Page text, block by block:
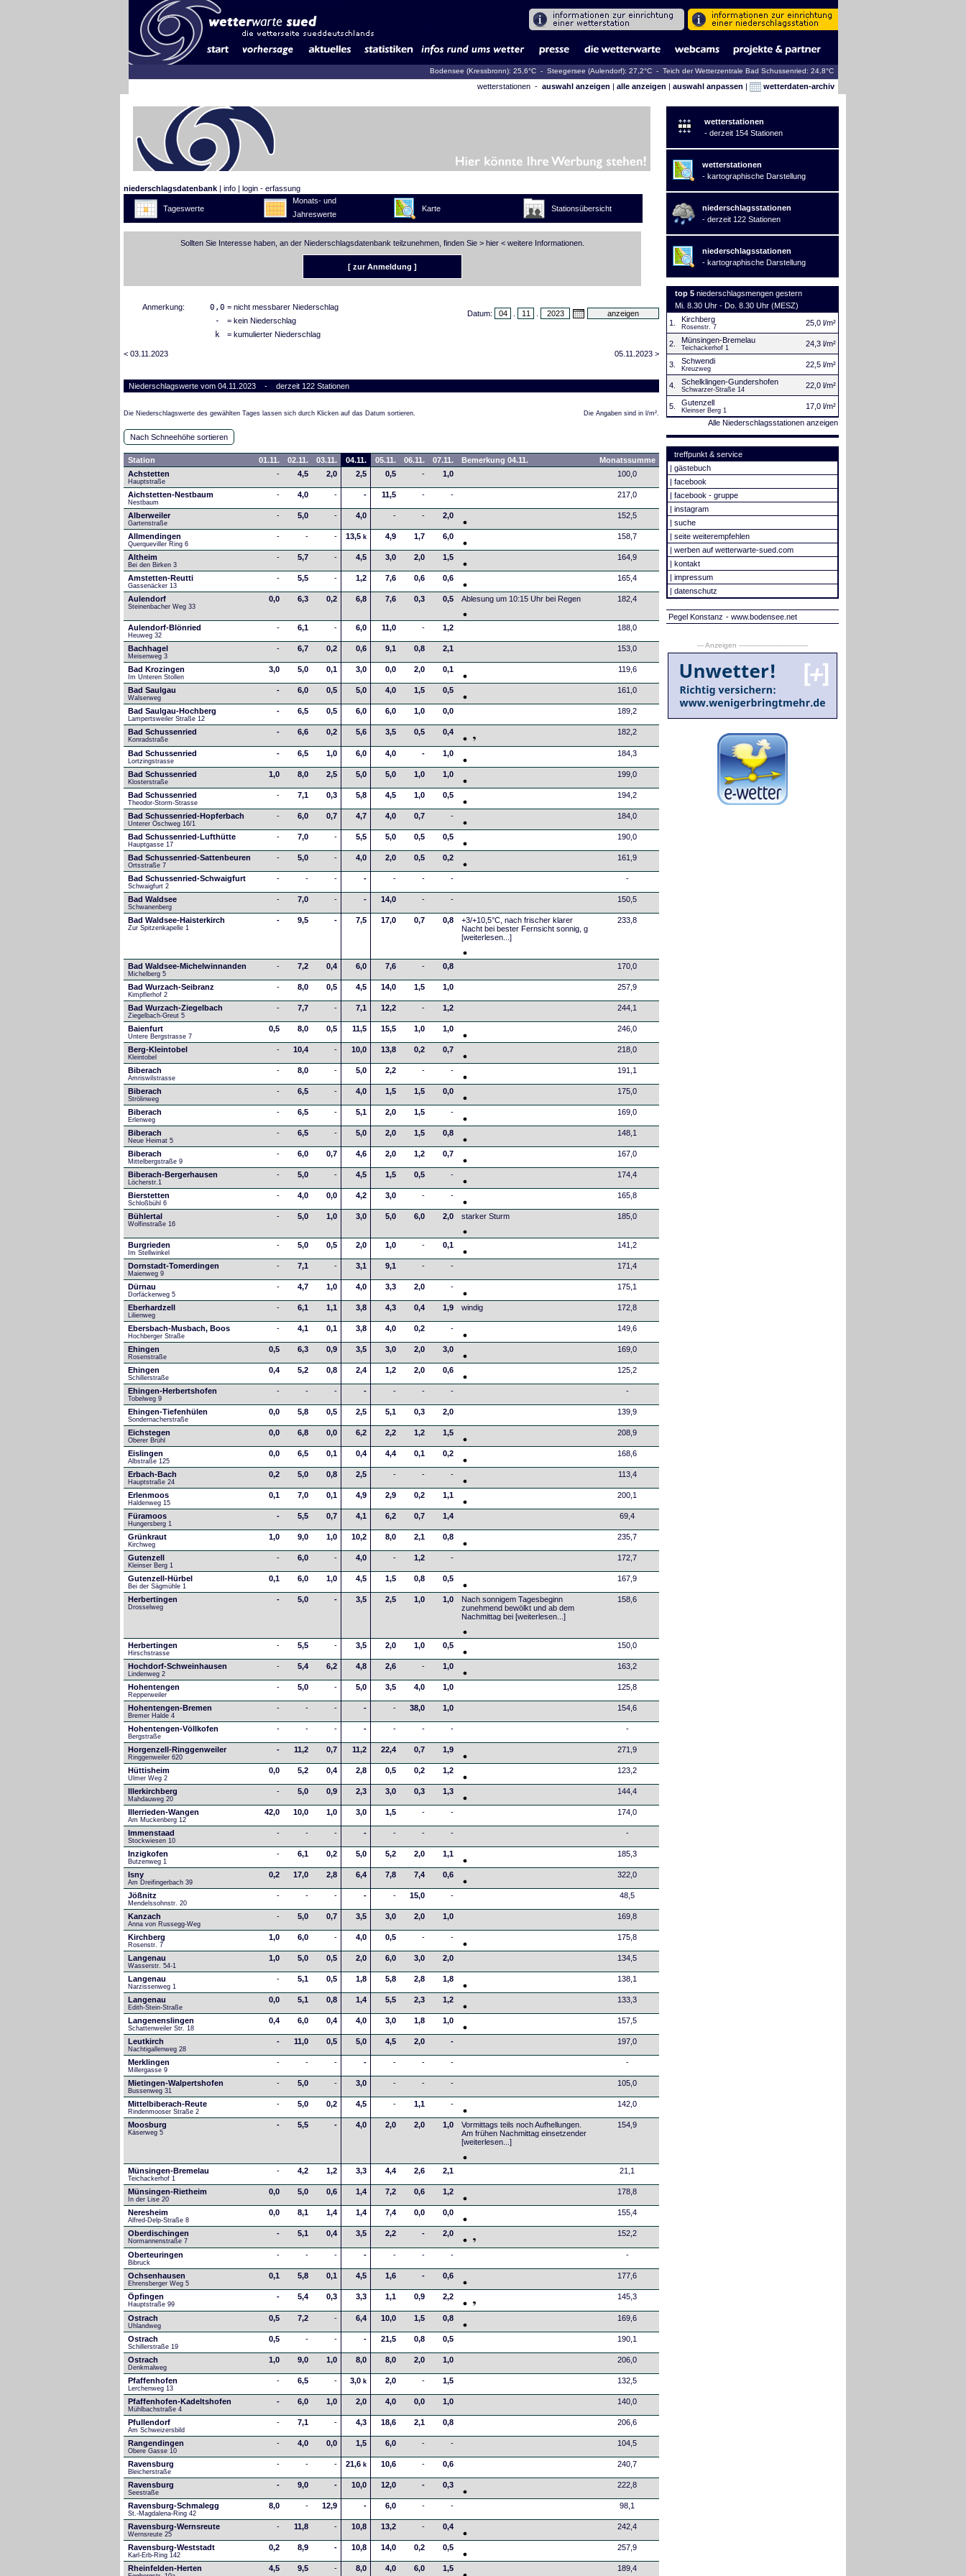
Bodensee (Kressbronn): 25,6°C - Steegersee (Aulendorf): 27,2°C - Teich der Wetterzentrale Bad Schussenried: 24,8°C
wetterstationen - auswahl anzeigen | alle anzeigen | auswahl anpassen | wetterdaten-archiv
niederschlagsdatenbank | info | login - erfassung
Tageswerte
Monats- und
Jahreswerte
Karte Stationsübersicht
Sollten Sie Interesse haben, an der Niederschlagsdatenbank teilzunehmen, finden Sie > hier < weitere Informationen.
[ zur Anmeldung ]
Datum:
Anmerkung: 0,0 = nicht messbarer Niederschlag
- = kein Niederschlag
k = kumulierter Niederschlag
< 03.11.2023 05.11.2023 >
Niederschlagswerte vom 04.11.2023 - derzeit 122 Stationen
Die Niederschlagswerte des gewählten Tages lassen sich durch Klicken auf das Datum sortieren. Die Angaben sind in l/m².
Nach Schneehöhe sortieren
Station 01.11. 02.11. 03.11. 04.11. 05.11. 06.11. 07.11. Bemerkung 04.11.
Monatssumme
Achstetten
Hauptstraße
- 4,5 2,0 2,5 0,5 - 1,0 100,0
Aichstetten-Nestbaum
Nestbaum
- 4,0 - - 11,5 - - 217,0
Alberweiler
Gartenstraße
- 5,0 - 4,0 - - 2,0 152,5
Allmendingen
Querqueviller Ring 6
- - - 13,5 k 4,9 1,7 6,0 158,7
Altheim
Bei den Birken 3
- 5,7 - 4,5 3,0 2,0 1,5 164,9
Amstetten-Reutti
Gassenäcker 13
- 5,5 - 1,2 7,6 0,6 0,6 165,4
Aulendorf
Steinenbacher Weg 33
0,0 6,3 0,2 6,8 7,6 0,3 0,5 Ablesung um 10:15 Uhr bei Regen 182,4
Aulendorf-Blönried
Heuweg 32
- 6,1 - 6,0 11,0 - 1,2 188,0
Bachhagel
Meisenweg 3
- 6,7 0,2 0,6 9,1 0,8 2,1 153,0
Bad Krozingen
Im Unteren Stollen
3,0 5,0 0,1 3,0 0,0 2,0 0,1 119,6
Bad Saulgau
Walserweg
- 6,0 0,5 5,0 4,0 1,5 0,5 161,0
Bad Saulgau-Hochberg
Lampertsweiler Straße 12
- 6,5 0,5 6,0 6,0 1,0 0,0 189,2
Bad Schussenried
Konradstraße
- 6,6 0,2 5,6 3,5 0,5 0,4 182,2
Bad Schussenried
Lortzingstrasse
- 6,5 1,0 6,0 4,0 - 1,0 184,3
Bad Schussenried
Klosterstraße
1,0 8,0 2,5 5,0 5,0 1,0 1,0 199,0
Bad Schussenried
Theodor-Storm-Strasse
- 7,1 0,3 5,8 4,5 1,0 0,5 194,2
Bad Schussenried-Hopferbach
Unterer Öschweg 16/1
- 6,0 0,7 4,7 4,0 0,7 - 184,0
Bad Schussenried-Lufthütte
Hauptgasse 17
- 7,0 - 5,5 5,0 0,5 0,5 190,0
Bad Schussenried-Sattenbeuren
Ortsstraße 7
- 5,0 - 4,0 2,0 0,5 0,2 161,9
Bad Schussenried-Schwaigfurt
Schwaigfurt 2
- - - - - - - -
Bad Waldsee
Schwanenberg
- 7,0 - - 14,0 - - 150,5
Bad Waldsee-Haisterkirch
Zur Spitzenkapelle 1
- 9,5 - 7,5 17,0 0,7 0,8
+3/+10,5°C, nach frischer klarer
Nacht bei bester Fernsicht sonnig, g
[weiterlesen...]
233,8
Bad Waldsee-Michelwinnanden
Michelberg 5
- 7,2 0,4 6,0 7,6 - 0,8 170,0
Bad Wurzach-Seibranz
Kimpflerhof 2
- 8,0 0,5 4,5 14,0 1,5 1,0 257,9
Bad Wurzach-Ziegelbach
Ziegelbach-Greut 5
- 7,7 - 7,1 12,2 - 1,2 244,1
Baienfurt
Untere Bergstrasse 7
0,5 8,0 0,5 11,5 15,5 1,0 1,0 246,0
Berg-Kleintobel
Kleintobel
- 10,4 - 10,0 13,8 0,2 0,7 218,0
Biberach
Amriswilstrasse
- 8,0 - 5,0 2,2 - - 191,1
Biberach
Strölinweg
- 6,5 - 4,0 1,5 1,5 0,0 175,0
Biberach
Erlenweg
- 6,5 - 5,1 2,0 1,5 - 169,0
Biberach
Neue Heimat 5
- 6,5 - 5,0 2,0 1,5 0,8 148,1
Biberach
Mittelbergstraße 9
- 6,0 0,7 4,6 2,0 1,2 0,7 167,0
Biberach-Bergerhausen
Löcherstr.1
- 5,0 - 4,5 1,5 0,5 - 174,4
Bierstetten
Schloßbühl 6
- 4,0 0,0 4,2 3,0 - - 165,8
Bühlertal
Wolfinstraße 16
- 5,0 1,0 3,0 5,0 6,0 2,0 starker Sturm 185,0
Burgrieden
Im Stellwinkel
- 5,0 0,5 2,0 1,0 - 0,1 141,2
Dornstadt-Tomerdingen
Maienweg 9
- 7,1 - 3,1 9,1 - - 171,4
Dürnau
Dorfäckerweg 5
- 4,7 1,0 4,0 3,3 2,0 - 175,1
Eberhardzell
Lilienweg
- 6,1 1,1 3,8 4,3 0,4 1,9 windig 172,8
Ebersbach-Musbach, Boos
Hochberger Straße
- 4,1 0,1 3,8 4,0 0,2 - 149,6
Ehingen
Rosenstraße
0,5 6,3 0,9 3,5 3,0 2,0 3,0 169,0
Ehingen
Schillerstraße
0,4 5,2 0,8 2,4 1,2 2,0 0,6 125,2
Ehingen-Herbertshofen
Tobelweg 9
- - - - - - - -
Ehingen-Tiefenhülen
Sondernacherstraße
0,0 5,8 0,5 2,5 5,1 0,3 2,0 139,9
Eichstegen
Oberer Brühl
0,0 6,8 0,0 6,2 2,2 1,2 1,5 208,9
Eislingen
Albstraße 125
0,0 6,5 0,1 0,4 4,4 0,1 0,2 168,6
Erbach-Bach
Hauptstraße 24
0,2 5,0 0,8 2,5 - - - 113,4
Erlenmoos
Haldenweg 15
0,1 7,0 0,1 4,9 2,9 0,2 1,1 200,1
Füramoos
Hungersberg 1
- 5,5 0,7 4,1 6,2 0,7 1,4 69,4
Grünkraut
Kirchweg
1,0 9,0 1,0 10,2 8,0 2,1 0,8 235,7
Gutenzell
Kleinser Berg 1
- 6,0 - 4,0 - 1,2 - 172,7
Gutenzell-Hürbel
Bei der Sägmühle 1
0,1 6,0 1,0 4,5 1,5 0,8 0,5 167,9
Herbertingen
Drosselweg
- 5,0 - 3,5 2,5 1,0 1,0
Nach sonnigem Tagesbeginn
zunehmend bewölkt und ab dem
Nachmittag bei [weiterlesen...]
158,6
Herbertingen
Hirschstrasse
- 5,5 - 3,5 2,0 1,0 0,5 150,0
Hochdorf-Schweinhausen
Lindenweg 2
- 5,4 6,2 4,8 2,6 - 1,0 163,2
Hohentengen
Repperweiler
- 5,0 - 5,0 3,5 4,0 1,0 125,8
Hohentengen-Bremen
Bremer Halde 4
- - - - - 38,0 1,0 154,6
Hohentengen-Völlkofen
Bergstraße
- - - - - - - -
Horgenzell-Ringgenweiler
Ringgenweiler 620
- 11,2 0,7 11,2 22,4 0,7 1,9 271,9
Hüttisheim
Ulmer Weg 2
0,0 5,2 0,4 2,8 0,5 0,2 1,2 123,2
Illerkirchberg
Mahdauweg 20
- 5,0 0,9 2,3 3,0 0,3 1,3 144,4
Illerrieden-Wangen
Am Muckenberg 12
42,0 10,0 1,0 3,0 1,5 - - 174,0
Immenstaad
Stockwiesen 10
- - - - - - - -
Inzigkofen
Butzenweg 1
- 6,1 0,2 5,0 5,2 2,0 1,1 185,3
Isny
Am Dreifingerbach 39
0,2 17,0 2,8 6,4 7,8 7,4 0,6 322,0
Jößnitz
Mendelssohnstr. 20
- - - - - 15,0 - 48,5
Kanzach
Anna von Russegg-Weg
- 5,0 0,7 3,5 3,0 2,0 1,0 169,8
Kirchberg
Rosenstr. 7
1,0 6,0 - 4,0 0,5 - - 175,8
Langenau
Wasserstr. 54-1
1,0 5,0 0,5 2,0 6,0 3,0 2,0 134,5
Langenau
Narzissenweg 1
- 5,1 0,5 1,8 5,8 2,8 1,8 138,1
Langenau
Edith-Stein-Straße
0,0 5,1 0,8 1,4 5,5 2,3 1,2 133,3
Langenenslingen
Schattenweiler Str. 18
0,4 6,0 0,4 4,0 3,0 1,8 1,0 157,5
Leutkirch
Nachtigallenweg 28
- 11,0 0,5 5,0 4,5 2,0 - 197,0
Merklingen
Millergasse 9
- - - - - - - -
Mietingen-Walpertshofen
Bussenweg 31
- 5,0 - 3,0 - - - 105,0
Mittelbiberach-Reute
Rindenmooser Straße 2
- 5,0 0,2 4,5 - 1,1 - 142,0
Moosburg
Käserweg 5
- 5,5 - 4,0 2,0 2,0 1,0
Vormittags teils noch Aufhellungen.
Am frühen Nachmittag einsetzender
[weiterlesen...]
154,9
Münsingen-Bremelau
Teichackerhof 1
- 4,2 1,2 3,3 4,4 2,6 2,1 21,1
Münsingen-Rietheim
In der Lise 20
0,0 5,0 0,6 1,4 7,2 0,6 1,2 178,8
Neresheim
Alfred-Delp-Straße 8
0,0 8,1 1,4 1,4 7,4 0,0 0,0 155,4
Oberdischingen
Normannenstraße 7
- 5,1 0,4 3,5 2,2 - 2,0 152,2
Oberteuringen
Bibruck
- - - - - - - -
Ochsenhausen
Ehrensberger Weg 5
0,1 5,8 0,1 4,5 1,6 - 0,6 177,6
Öpfingen
Hauptstraße 99
- 5,4 0,3 3,3 1,1 0,9 2,2 145,3
Ostrach
Uhlandweg
0,5 7,2 - 6,4 10,0 1,5 0,8 169,6
Ostrach
Schillerstraße 19
0,5 - - - 21,5 0,8 0,5 190,1
Ostrach
Denkmalweg
1,0 9,0 1,0 8,0 8,0 2,0 1,0 206,0
Pfaffenhofen
Lerchenweg 13
- 6,5 - 3,0 k 2,0 - 1,5 132,5
Pfaffenhofen-Kadeltshofen
Mühlbachstraße 4
- 6,0 1,0 2,0 4,0 0,0 1,0 140,0
Pfullendorf
Am Schweizersbild
- 7,1 - 4,3 18,6 2,1 0,8 206,6
Rangendingen
Obere Gasse 10
- 4,0 0,0 1,5 6,0 - - 104,5
Ravensburg
Bleicherstraße
- - - 21,6 k 10,6 - 0,6 240,7
Ravensburg
Seestraße
- 9,0 - 10,0 12,0 - 0,3 222,8
Ravensburg-Schmalegg
St.-Magdalena-Ring 42
8,0 - 12,9 - 6,0 - - 98,1
Ravensburg-Wernsreute
Wernsreute 25
- 11,8 - 10,8 13,2 - 0,4 242,4
Ravensburg-Weststadt
Karl-Erb-Ring 142
0,2 8,9 - 10,8 14,0 0,2 0,5 257,9
Rheinfelden-Herten 4,5 9,5 - 8,0 4,0 6,0 1,5 189,4
wetterstationen
- derzeit 154 Stationen
wetterstationen
- kartographische Darstellung
niederschlagsstationen
- derzeit 122 Stationen
niederschlagsstationen
- kartographische Darstellung
top 5 niederschlagsmengen gestern
Mi. 8.30 Uhr - Do. 8.30 Uhr (MESZ)
1.
Kirchberg
Rosenstr. 7 25,0 l/m²
2. Münsingen-Bremelau
Teichackerhof 1 24,3 l/m²
3. Schwendi
Kreuzweg 22,5 l/m²
4. Schelklingen-Gundershofen
Schwarzer-Straße 14 22,0 l/m²
5. Gutenzell
Kleinser Berg 1
17,0 l/m²
Alle Niederschlagsstationen anzeigen
treffpunkt & service
| gästebuch
| facebook
| facebook - gruppe
| instagram
| suche
| seite weiterempfehlen
| werben auf wetterwarte-sued.com
| kontakt
| impressum
| datenschutz
Pegel Konstanz - www.bodensee.net
--- Anzeigen --------------------------------